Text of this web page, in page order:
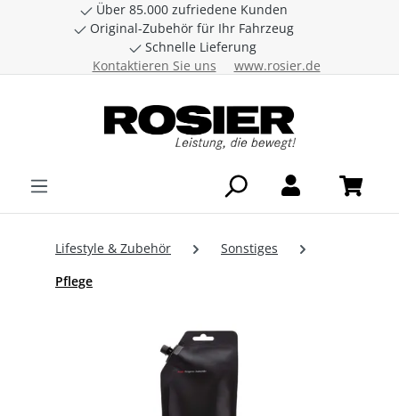
Zum Hauptinhalt springen
Über 85.000 zufriedene Kunden
Original-Zubehör für Ihr Fahrzeug
Schnelle Lieferung
Kontaktieren Sie uns
www.rosier.de
Lifestyle & Zubehör
Sonstiges
Pflege